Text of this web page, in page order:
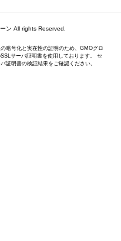
ン All rights Reserved.
暗号化と実在性の証明のため、GMOグロ
サーバ証明書を使用しております。 セ
証明書の検証結果をご確認ください。